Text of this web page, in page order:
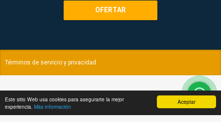
Aceptar
Este sitio Web usa cookies para asegurarte la mejor
experiencia. Más información
OFERTAR
Términos de servicio y privacidad